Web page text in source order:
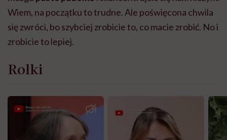
Wiem, na początku to trudne. Ale poświęcona chwila
się zwróci, bo szybciej zrobicie to, co macie zrobić. No i
zrobicie to lepiej.
Rolki